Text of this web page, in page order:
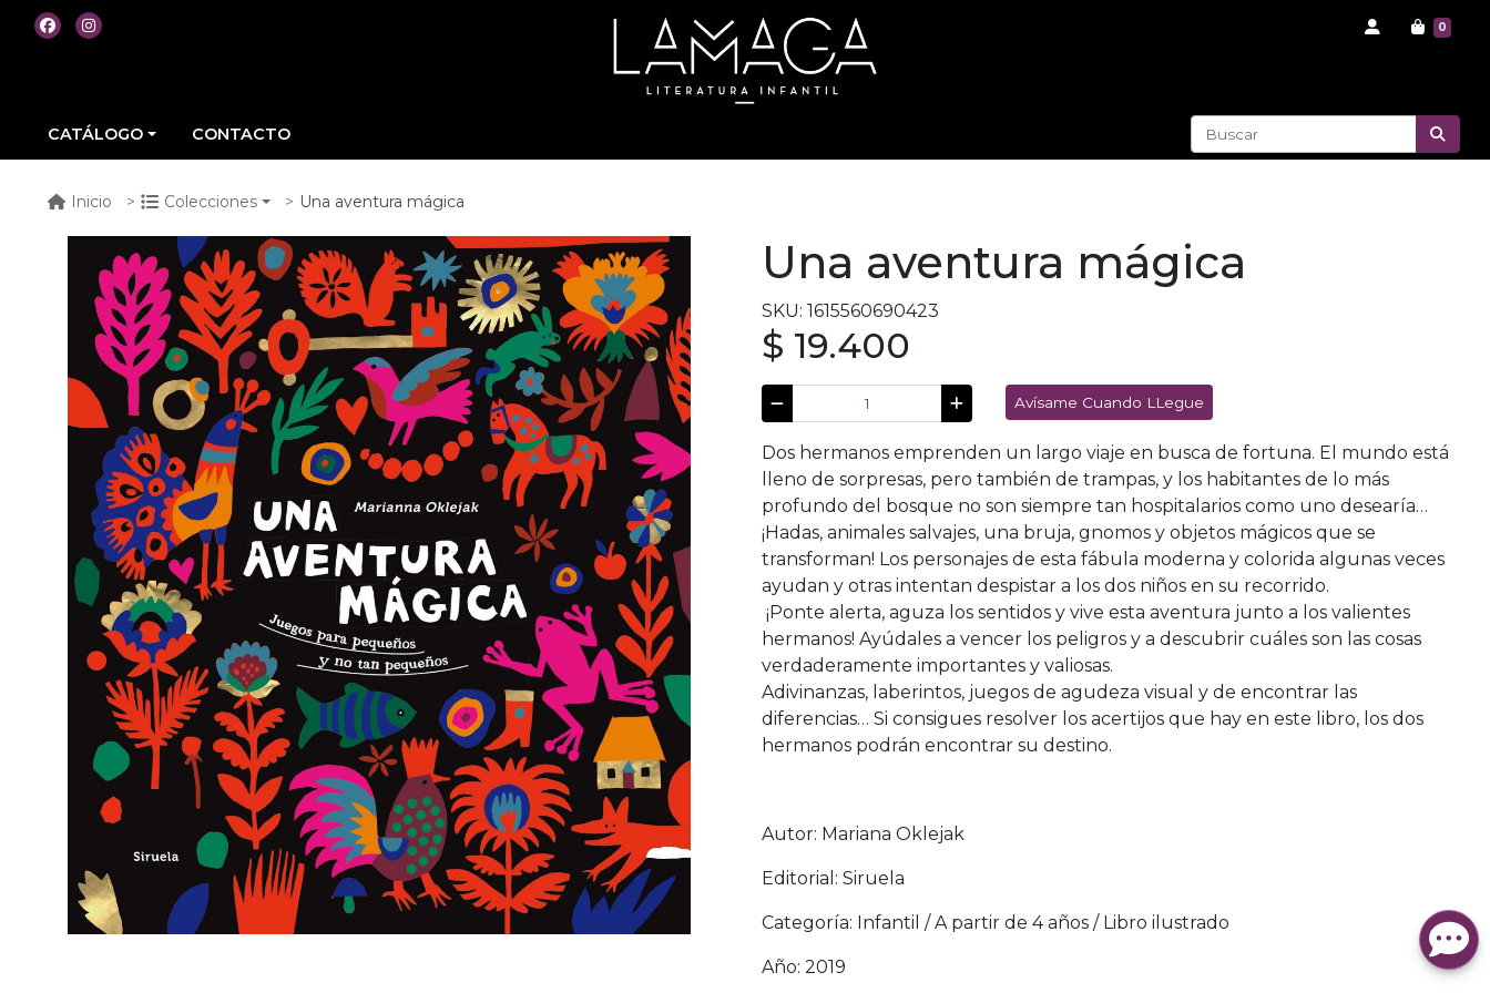
0
CATÁLOGO CONTACTO
Inicio Colecciones Una aventura mágica
Una aventura mágica
SKU: 1615560690423
$ 19.400
Avísame Cuando LLegue
Dos hermanos emprenden un largo viaje en busca de fortuna. El mundo está
lleno de sorpresas, pero también de trampas, y los habitantes de lo más
profundo del bosque no son siempre tan hospitalarios como uno desearía…
¡Hadas, animales salvajes, una bruja, gnomos y objetos mágicos que se
transforman! Los personajes de esta fábula moderna y colorida algunas veces
ayudan y otras intentan despistar a los dos niños en su recorrido.
¡Ponte alerta, aguza los sentidos y vive esta aventura junto a los valientes
hermanos! Ayúdales a vencer los peligros y a descubrir cuáles son las cosas
verdaderamente importantes y valiosas.
Adivinanzas, laberintos, juegos de agudeza visual y de encontrar las
diferencias… Si consigues resolver los acertijos que hay en este libro, los dos
hermanos podrán encontrar su destino.
Autor: Mariana Oklejak
Editorial: Siruela
Categoría: Infantil / A partir de 4 años / Libro ilustrado
Año: 2019